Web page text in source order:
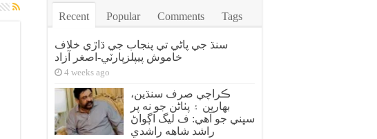
Recent Popular Comments Tags
سنڌ جي پاڻي تي پنجاب جي ڌاڙي خلاف
خاموش پيپلزپارٽي-اصغر آزاد
4 weeks ago
ڪراچي صرف سنڌين،
بهارين ۽ پٺاڻن جو نه پر
سڀني جو آهي: ف ليگ اڳواڻ
راشد شاهه راشدي